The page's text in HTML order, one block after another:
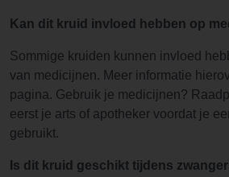
Kan dit kruid invloed hebben op
Sommige kruiden kunnen invloed
van medicijnen. Meer informatie
pagina. Gebruik je medicijnen?
eerst je arts of apotheker voordat je
gebruikt.
Is dit kruid geschikt tijdens